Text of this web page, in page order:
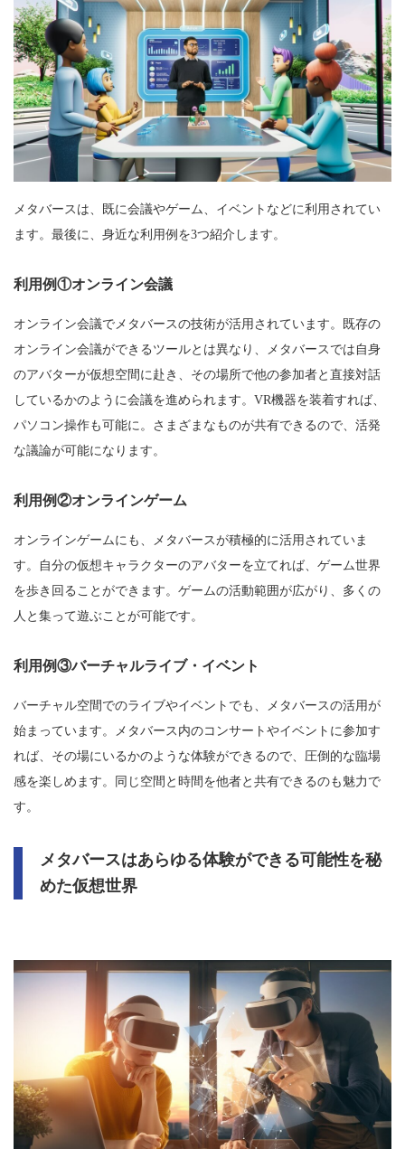
メタバースは、既に会議やゲーム、イベントなどに利用されてい
ます。最後に、身近な利用例を3つ紹介します。
利用例①オンライン会議
オンライン会議でメタバースの技術が活用されています。既存の
オンライン会議ができるツールとは異なり、メタバースでは自身
のアバターが仮想空間に赴き、その場所で他の参加者と直接対話
しているかのように会議を進められます。VR機器を装着すれば、
パソコン操作も可能に。さまざまなものが共有できるので、活発
な議論が可能になります。
利用例②オンラインゲーム
オンラインゲームにも、メタバースが積極的に活用されていま
す。自分の仮想キャラクターのアバターを立てれば、ゲーム世界
を歩き回ることができます。ゲームの活動範囲が広がり、多くの
人と集って遊ぶことが可能です。
利用例③バーチャルライブ・イベント
バーチャル空間でのライブやイベントでも、メタバースの活用が
始まっています。メタバース内のコンサートやイベントに参加す
れば、その場にいるかのような体験ができるので、圧倒的な臨場
感を楽しめます。同じ空間と時間を他者と共有できるのも魅力で
す。
メタバースはあらゆる体験ができる可能性を秘
めた仮想世界